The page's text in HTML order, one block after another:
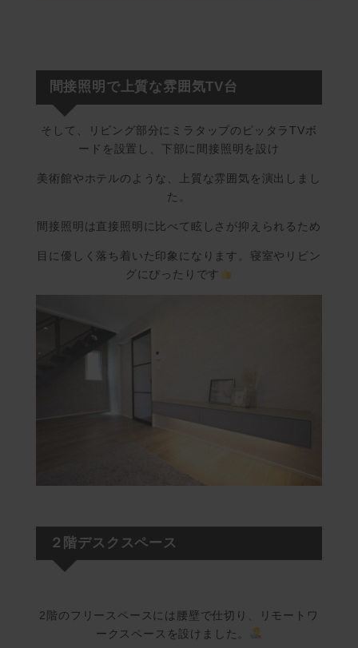
間接照明で上質な雰囲気TV台
そして、リビング部分にミラタップのピッタラTVボ
ードを設置し、下部に間接照明を設け
美術館やホテルのような、上質な雰囲気を演出しまし
た。
間接照明は直接照明に比べて眩しさが抑えられるため
目に優しく落ち着いた印象になります。寝室やリビン
グにぴったりです
２階デスクスペース
2階のフリースペースには腰壁で仕切り、リモートワ
ークスペースを設けました。